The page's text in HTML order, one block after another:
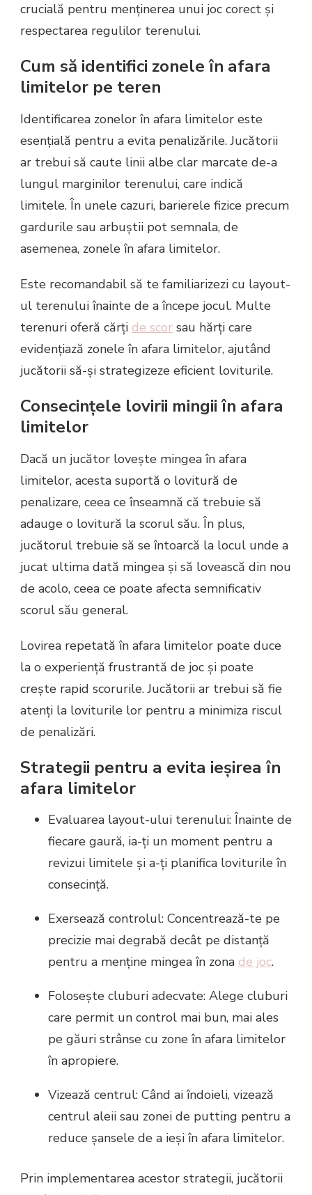
crucială pentru menținerea unui joc corect și
respectarea regulilor terenului.
Cum să identifici zonele în afara
limitelor pe teren
Identificarea zonelor în afara limitelor este
esențială pentru a evita penalizările. Jucătorii
ar trebui să caute linii albe clar marcate de-a
lungul marginilor terenului, care indică
limitele. În unele cazuri, barierele fizice precum
gardurile sau arbuștii pot semnala, de
asemenea, zonele în afara limitelor.
Este recomandabil să te familiarizezi cu layout-
ul terenului înainte de a începe jocul. Multe
terenuri oferă cărți de scor sau hărți care
evidențiază zonele în afara limitelor, ajutând
jucătorii să-și strategizeze eficient loviturile.
Consecințele lovirii mingii în afara
limitelor
Dacă un jucător lovește mingea în afara
limitelor, acesta suportă o lovitură de
penalizare, ceea ce înseamnă că trebuie să
adauge o lovitură la scorul său. În plus,
jucătorul trebuie să se întoarcă la locul unde a
jucat ultima dată mingea și să lovească din nou
de acolo, ceea ce poate afecta semnificativ
scorul său general.
Lovirea repetată în afara limitelor poate duce
la o experiență frustrantă de joc și poate
crește rapid scorurile. Jucătorii ar trebui să fie
atenți la loviturile lor pentru a minimiza riscul
de penalizări.
Strategii pentru a evita ieșirea în
afara limitelor
Evaluarea layout-ului terenului: Înainte de
fiecare gaură, ia-ți un moment pentru a
revizui limitele și a-ți planifica loviturile în
consecință.
Exersează controlul: Concentrează-te pe
precizie mai degrabă decât pe distanță
pentru a menține mingea în zona de joc.
Folosește cluburi adecvate: Alege cluburi
care permit un control mai bun, mai ales
pe găuri strânse cu zone în afara limitelor
în apropiere.
Vizează centrul: Când ai îndoieli, vizează
centrul aleii sau zonei de putting pentru a
reduce șansele de a ieși în afara limitelor.
Prin implementarea acestor strategii, jucătorii